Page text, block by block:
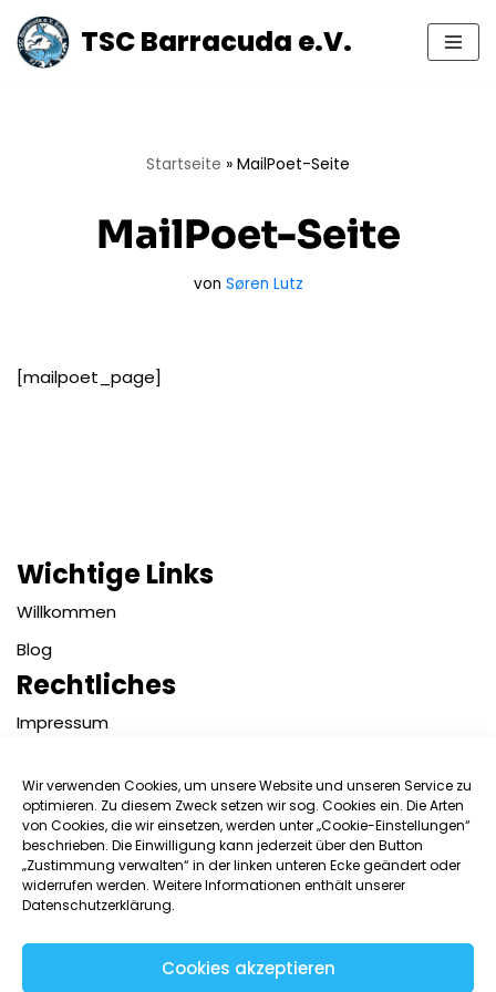
Wir verwenden Cookies, um unsere Website und unseren Service zu
optimieren. Zu diesem Zweck setzen wir sog. Cookies ein. Die Arten
von Cookies, die wir einsetzen, werden unter „Cookie-Einstellungen“
beschrieben. Die Einwilligung kann jederzeit über den Button
„Zustimmung verwalten“ in der linken unteren Ecke geändert oder
widerrufen werden. Weitere Informationen enthält unserer
Datenschutzerklärung.
Cookies akzeptieren
Zum
TSC Barracuda e.V.
Startseite » MailPoet-Seite
MailPoet-Seite
von Søren Lutz
[mailpoet_page]
Wichtige Links
Willkommen
Blog
Rechtliches
Impressum
Kontakt
Benutzername: